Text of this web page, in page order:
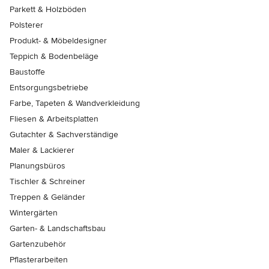
Parkett & Holzböden
Polsterer
Produkt- & Möbeldesigner
Teppich & Bodenbeläge
Baustoffe
Entsorgungsbetriebe
Farbe, Tapeten & Wandverkleidung
Fliesen & Arbeitsplatten
Gutachter & Sachverständige
Maler & Lackierer
Planungsbüros
Tischler & Schreiner
Treppen & Geländer
Wintergärten
Garten- & Landschaftsbau
Gartenzubehör
Pflasterarbeiten